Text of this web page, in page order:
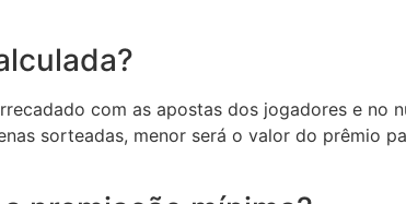
com as apostas dos jogadores e no
sorteadas, menor será o valor do prêmio